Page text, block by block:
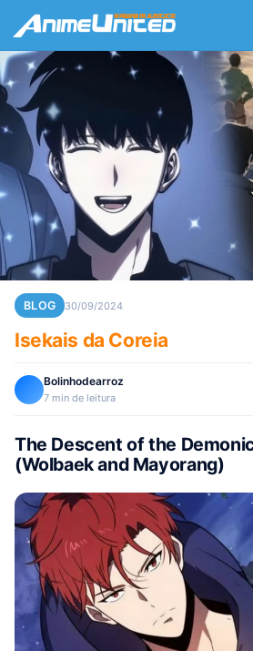
BLOG 30/09/2024
Isekais da Coreia
Bolinhodearroz
7 min de leitura
The Descent of the
(Wolbaek and Mayorang)